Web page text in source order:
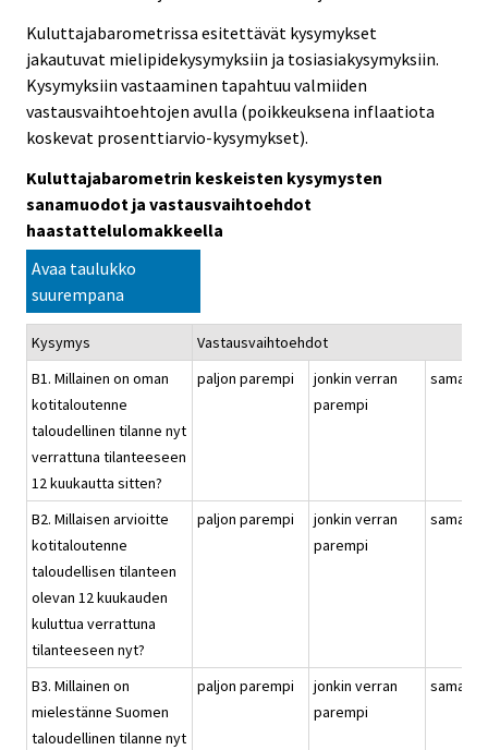
Kuluttajabarometrissa esitettävät kysymykset
jakautuvat mielipidekysymyksiin ja tosiasiakysymyksiin.
Kysymyksiin vastaaminen tapahtuu valmiiden
vastausvaihtoehtojen avulla (poikkeuksena inflaatiota
koskevat prosenttiarvio-kysymykset).
Kuluttajabarometrin keskeisten kysymysten
sanamuodot ja vastausvaihtoehdot
haastattelulomakkeella
Avaa taulukko
suurempana
Kysymys
Vastausvaihtoehdot
B1. Millainen on oman
kotitaloutenne
taloudellinen tilanne nyt
verrattuna tilanteeseen
12 kuukautta sitten?
paljon parempi
jonkin verran
parempi
B2. Millaisen arvioitte
kotitaloutenne
taloudellisen tilanteen
olevan 12 kuukauden
kuluttua verrattuna
tilanteeseen nyt?
paljon parempi
jonkin verran
parempi
B3. Millainen on
mielestänne Suomen
taloudellinen tilanne nyt
paljon parempi
jonkin verran
parempi